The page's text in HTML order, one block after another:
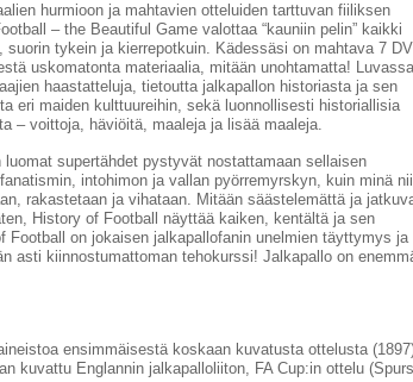
hurmioon ja mahtavien otteluiden tarttuvan fiiliksen
– the Beautiful Game valottaa “kauniin pelin” kaikki
suorin tykein ja kierrepotkuin. Kädessäsi on mahtava 7
uskomatonta materiaalia, mitään unohtamatta!
haastatteluja, tietoutta jalkapallon historiasta ja sen
eri maiden kulttuureihin, sekä luonnollisesti historiallisia
– voittoja, häviöitä, maaleja ja lisää maaleja.
luomat supertähdet pystyvät nostattamaan sellaisen
intohimon ja vallan pyörremyrskyn, kuin minä
rakastetaan ja vihataan. Mitään säästelemättä ja
History of Football näyttää kaiken, kentältä ja sen
Football on jokaisen jalkapallofanin unelmien täyttymys ja
asti kiinnostumattoman tehokurssi! Jalkapallo on
ensimmäisestä koskaan kuvatusta ottelusta
kuvattu Englannin jalkapalloliiton, FA Cup:in ottelu